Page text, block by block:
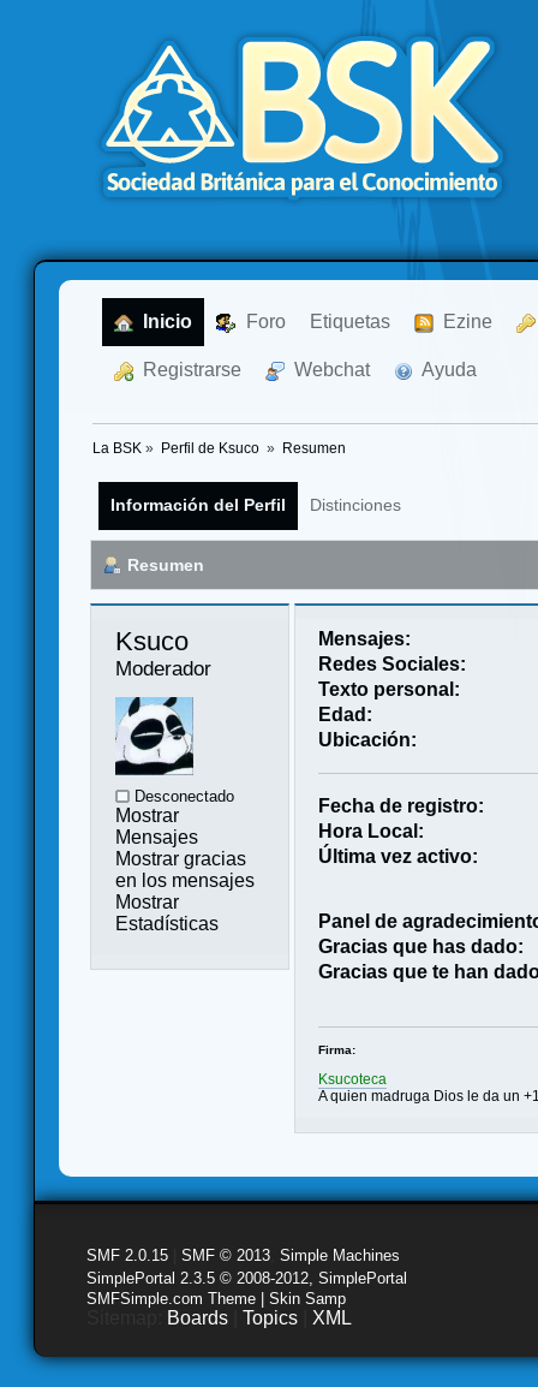
Inicio Foro Etiquetas Ezine
Registrarse Webchat Ayuda
La BSK » Perfil de Ksuco » Resumen
Información del Perfil Distinciones
Resumen
Ksuco
Moderador
Desconectado
Mostrar
Mensajes
Mostrar gracias
en los mensajes
Mostrar
Estadísticas
Mensajes:
Redes Sociales:
Texto personal:
Edad:
Ubicación:
Fecha de registro:
Hora Local:
Última vez activo:
Panel de
Gracias que has dado:
Gracias que te han
Firma:
Ksucoteca
A quien madruga Dios le da un
SMF 2.0.15 SMF © 2013 Simple Machines
SimplePortal 2.3.5 © 2008-2012, SimplePortal
SMFSimple.com Theme | Skin Samp
Boards Topics XML